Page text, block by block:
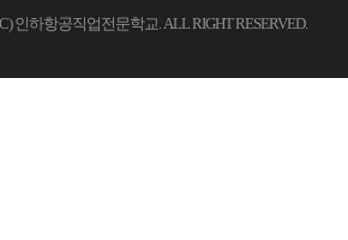
인하항공직업전문학교. ALL RIGHT RESERVED.